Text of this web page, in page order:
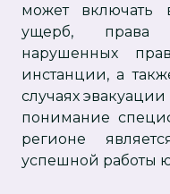
может включать
ущерб, права
нарушенных
инстанции, а
случаях
понимание
регионе
успешной работы